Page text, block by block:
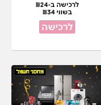
לרכישה ב-₪24
בשווי ₪34
לרכישה